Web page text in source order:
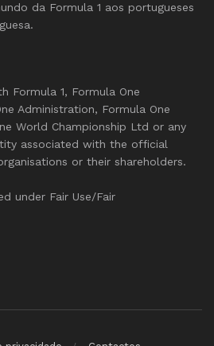
da Formula 1 aos portugueses
Formula 1, Formula One
Administration, Formula One
World Championship Ltd or any
associated with the official
or their shareholders.
under Fair Use/Fair